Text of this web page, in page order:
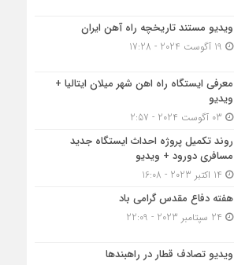
ویدیو مستند تاریخچه راه آهن ایران
معرفی ایستگاه راه اهن شهر میلان ایتالیا +
ویدیو
روند تکمیل پروژه احداث ایستگاه جدید
مسافری دورود + ویدیو
هفته دفاع مقدس گرامی باد
ویدیو تصادف قطار در راهبندها